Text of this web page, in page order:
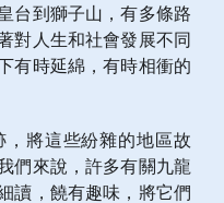
台到獅子山，有多條路
對人生和社會發展不同
有時延綿，有時相衝的
將這些紛雜的地區故
們來說，許多有關九龍
讀，饒有趣味，將它們